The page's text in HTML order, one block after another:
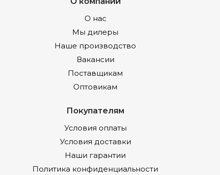
О нас
Мы дилеры
Наше производство
Вакансии
Поставщикам
Оптовикам
Покупателям
Условия оплаты
Условия доставки
Наши гарантии
Политика конфиденциальности